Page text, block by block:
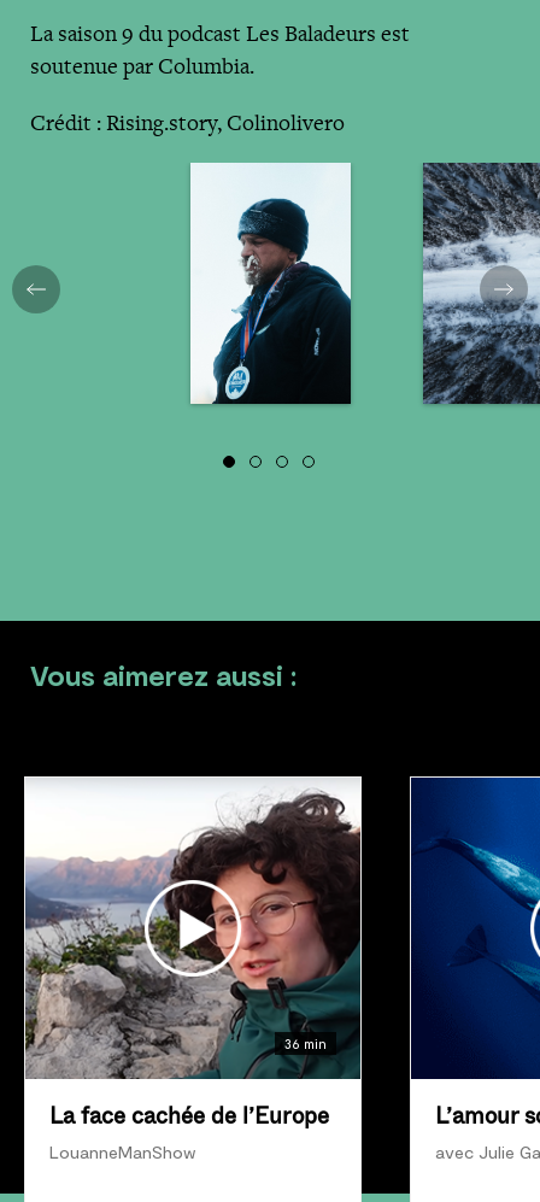
La saison 9 du podcast Les Baladeurs est
soutenue par Columbia.
Crédit : Rising.story, Colinolivero
Vous aimerez aussi :
36 min
La face cachée de l’Europe
LouanneManShow
L’amour
avec Julie